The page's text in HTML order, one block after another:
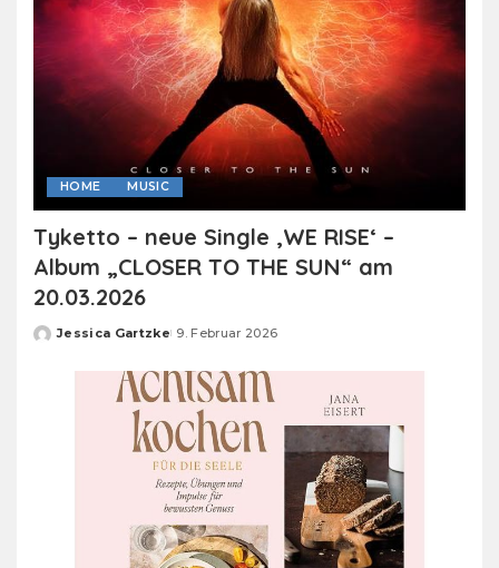
HOME MUSIC
Tyketto – neue Single ‚WE RISE‘ –
Album „CLOSER TO THE SUN“ am
20.03.2026
Posted
Jessica Gartzke 9. Februar 2026